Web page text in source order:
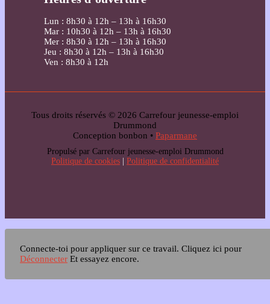
Lun : 8h30 à 12h – 13h à 16h30
Mar : 10h30 à 12h – 13h à 16h30
Mer : 8h30 à 12h – 13h à 16h30
Jeu : 8h30 à 12h – 13h à 16h30
Ven : 8h30 à 12h
Tous droits réservés © 2026 Carrefour jeunesse-emploi
Drummond
Conception bonbon • Paparmane
Propulsé par Carrefour jeunesse-emploi Drummond
Politique de cookies | Politique de confidentialité
Connecte-toi pour appliquer sur ce travail. Cliquez ici pour
Déconnecter Et essayez encore.